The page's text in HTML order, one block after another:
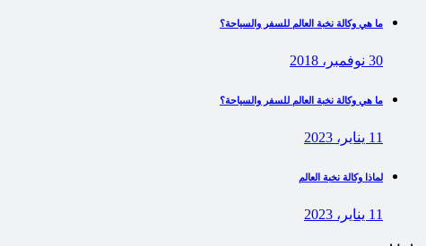
ما هي وكالة نخبة العالم للسفر والسياحة؟
30 نوفمبر، 2018
ما هي وكالة نخبة العالم للسفر والسياحة؟
11 يناير، 2023
لماذا وكالة نخبة العالم
11 يناير، 2023